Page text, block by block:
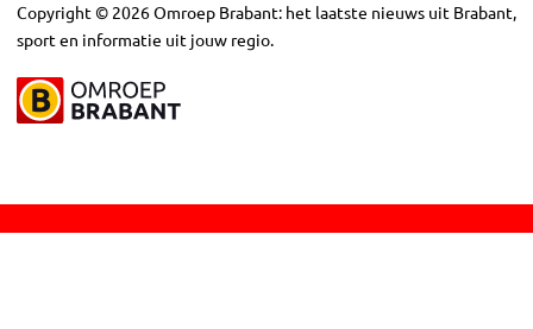
Copyright © 2026Omroep Brabant: het laatste nieuws uit Brabant,
sport en informatie uit jouw regio.